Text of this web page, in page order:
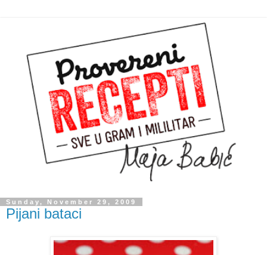
Sunday, November 29, 2009
Pijani bataci